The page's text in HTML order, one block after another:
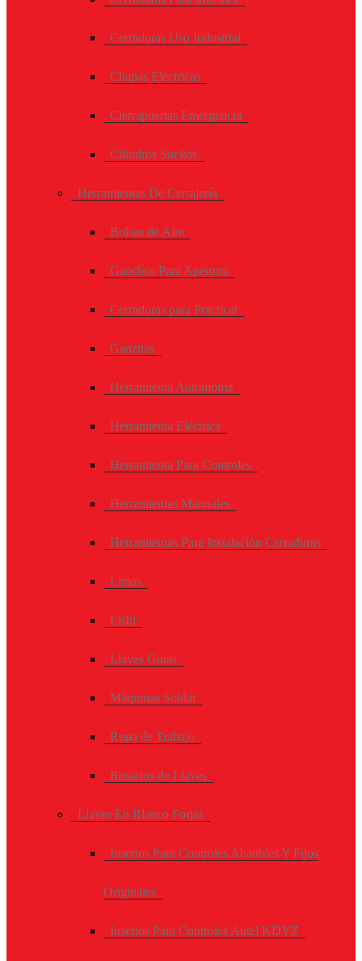
Cerraduras Uso Industrial
Chapas Eléctricas
Cierrapuertas Emergencia
Cilindros Sueltos
Herramientas De Cerrajería
Bolsas de Aire
Ganchos Para Apertura
Cerraduras para Practicar
Ganzuas
Herramienta Automotriz
Herramienta Eléctrica
Herramienta Para Controles
Herramientas Manuales
Herramientas Para Instalación Cerraduras
Limas
Lishi
Llaves Guias
Máquinas Soldar
Ropa de Trabajo
Rosarios de Llaves
Llaves En Blanco Forjas
Insertos Para Controles Abatibles Y Fijos
Originales
Insertos Para Controles Autel KDYZ